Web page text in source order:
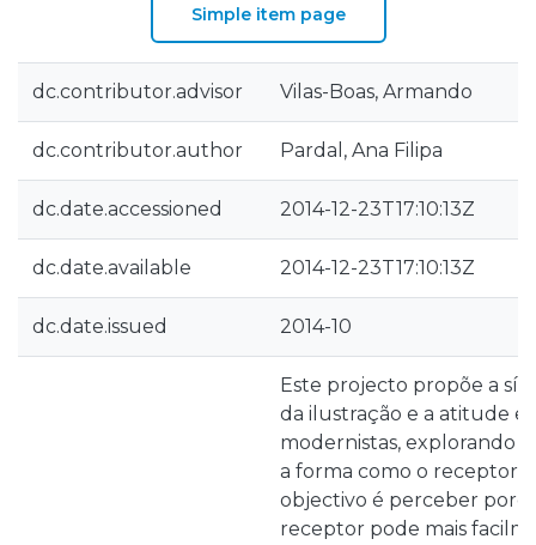
Simple item page
dc.contributor.advisor Vilas-Boas, Armando
dc.contributor.author Pardal, Ana Filipa
dc.date.accessioned 2014-12-23T17:10:13Z
dc.date.available 2014-12-23T17:10:13Z
dc.date.issued 2014-10
Este projecto propõe a
da ilustração e a atitude e
modernistas, explorando
a forma como o receptor
objectivo é perceber
receptor pode mais